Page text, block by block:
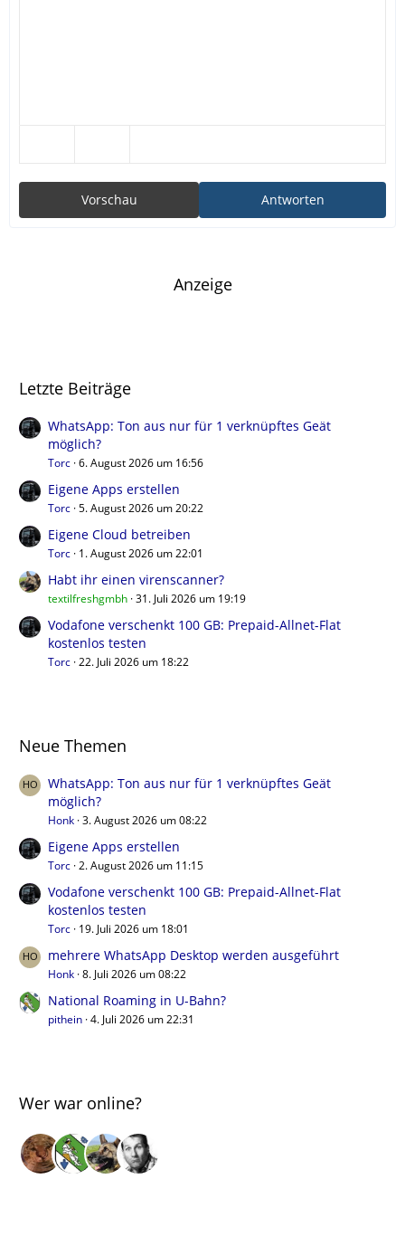
Antworten
Vorschau
Anzeige
Letzte Beiträge
WhatsApp: Ton aus nur für 1 verknüpftes Geät
möglich?
Torc 6. August 2026 um 16:56
Eigene Apps erstellen
Torc 5. August 2026 um 20:22
Eigene Cloud betreiben
Torc 1. August 2026 um 22:01
Habt ihr einen virenscanner?
textilfreshgmbh 31. Juli 2026 um 19:19
Vodafone verschenkt 100 GB: Prepaid-Allnet-Flat
kostenlos testen
Torc 22. Juli 2026 um 18:22
Neue Themen
WhatsApp: Ton aus nur für 1 verknüpftes Geät
möglich?
Honk 3. August 2026 um 08:22
Eigene Apps erstellen
Torc 2. August 2026 um 11:15
Vodafone verschenkt 100 GB: Prepaid-Allnet-Flat
kostenlos testen
Torc 19. Juli 2026 um 18:01
mehrere WhatsApp Desktop werden ausgeführt
Honk 8. Juli 2026 um 08:22
National Roaming in U-Bahn?
pithein 4. Juli 2026 um 22:31
Wer war online?